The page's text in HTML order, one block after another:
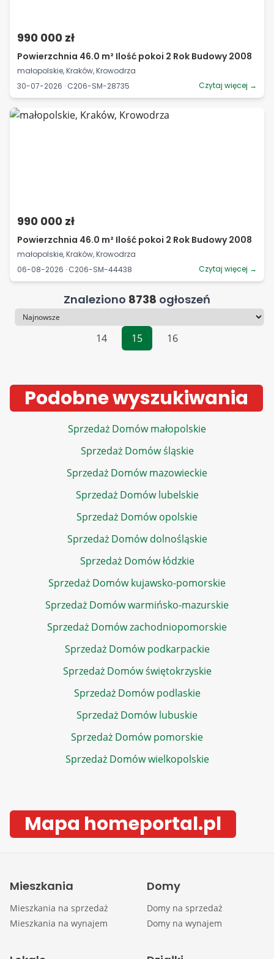
990 000 zł
Powierzchnia 46.0 m² Ilość pokoi 2 Rok Budowy 2008
małopolskie, Kraków, Krowodrza
30-07-2026 · C206-SM-28735
Czytaj więcej →
990 000 zł
Powierzchnia 46.0 m² Ilość pokoi 2 Rok Budowy 2008
małopolskie, Kraków, Krowodrza
06-08-2026 · C206-SM-44438
Czytaj więcej →
Znaleziono 8738 ogłoszeń
Sortowanie
14
15 16
Podobne wyszukiwania
Sprzedaż Domów małopolskie
Sprzedaż Domów śląskie
Sprzedaż Domów mazowieckie
Sprzedaż Domów lubelskie
Sprzedaż Domów opolskie
Sprzedaż Domów dolnośląskie
Sprzedaż Domów łódzkie
Sprzedaż Domów kujawsko-pomorskie
Sprzedaż Domów warmińsko-mazurskie
Sprzedaż Domów zachodniopomorskie
Sprzedaż Domów podkarpackie
Sprzedaż Domów świętokrzyskie
Sprzedaż Domów podlaskie
Sprzedaż Domów lubuskie
Sprzedaż Domów pomorskie
Sprzedaż Domów wielkopolskie
Mapa homeportal.pl
Mieszkania
Mieszkania na sprzedaż
Mieszkania na wynajem
Domy
Domy na sprzedaż
Domy na wynajem